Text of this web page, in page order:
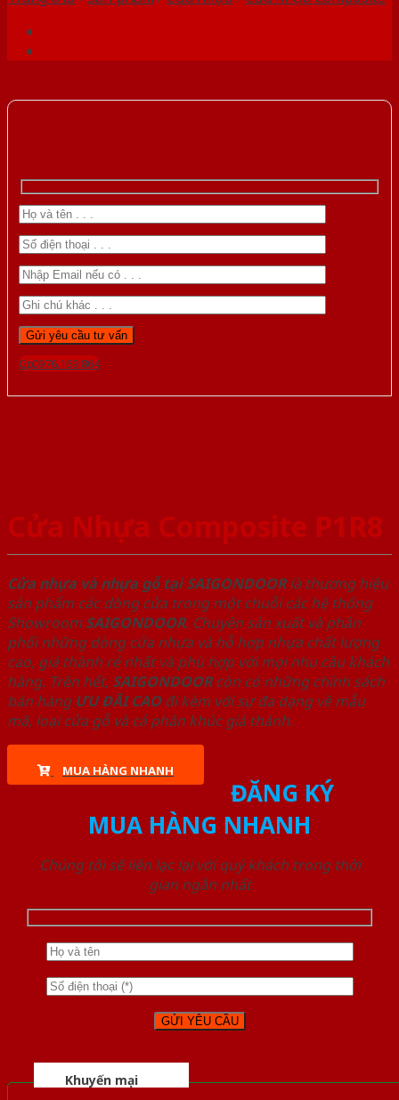
Gọi 0976.169.864
Cửa Nhựa Composite P1R8
Cửa nhựa và nhựa gỗ tại SAIGONDOORlà thương hiệu
sản phẩm các dòng cửa trong một chuỗi các hệ thống
Showroom SAIGONDOOR. Chuyên sản xuất và phân
phối những dòng cửa nhựa và hỗ hợp nhựa chất lượng
cao, giá thành rẻ nhất và phù hợp với mọi nhu cầu khách
hàng. Trên hết, SAIGONDOORcòn có những chính sách
bán hàng ƯU ĐÃI CAOđi kèm với sự đa dạng về mẫu
mã, loại cửa gỗ và cả phân khúc giá thành.
MUA HÀNG NHANH
ĐĂNG KÝ
MUA HÀNG NHANH
Chúng tôi sẽ liên lạc lại với quý khách trong thời
gian ngắn nhất
Khuyến mại